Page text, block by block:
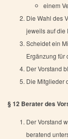
einem
Die Wahl des
jeweils auf die
Scheidet ein
Ergänzung für
Der Vorstand
Die Mitglieder
§ 12 Berater des
Der Vorstand
beratend